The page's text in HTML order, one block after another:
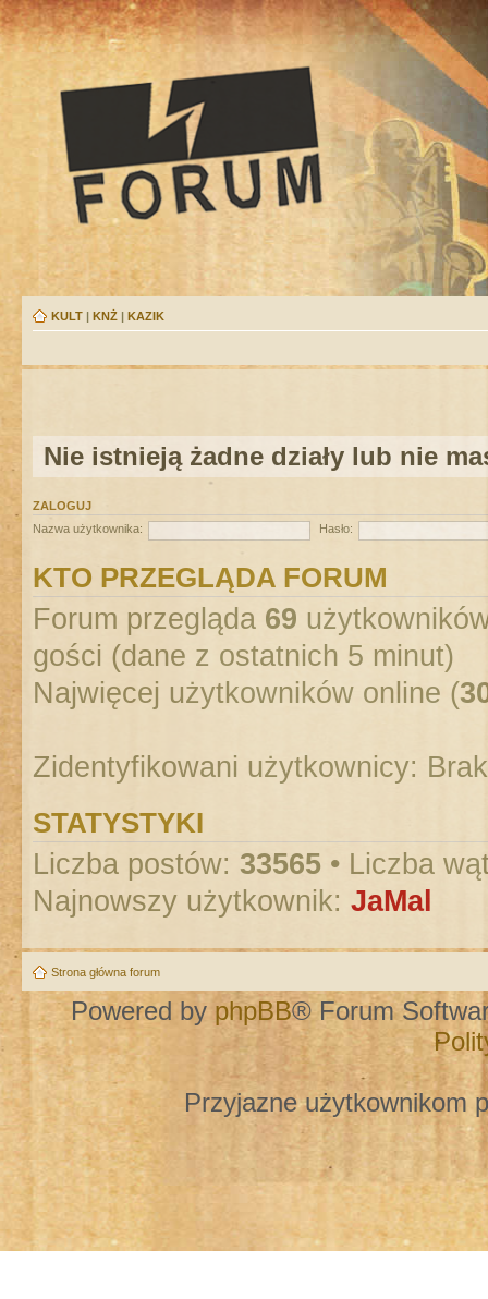
KULT | KNŻ | KAZIK
Nie istnieją żadne działy lub nie
ZALOGUJ
Nazwa użytkownika:
Hasło:
KTO PRZEGLĄDA FORUM
Forum przegląda 69
gości (dane z ostatnich 5 minut)
Najwięcej użytkowników online (
Zidentyfikowani użytkownicy:
STATYSTYKI
Liczba postów: 33565 • Liczba
Najnowszy użytkownik: JaMal
Strona główna forum
Powered by phpBB® Forum
Przyjazne użytkownikom